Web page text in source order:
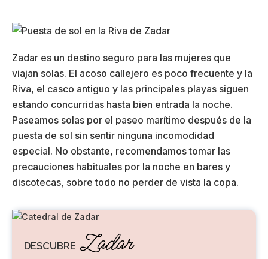
Zadar es un destino seguro para las mujeres que
viajan solas. El acoso callejero es poco frecuente y la
Riva, el casco antiguo y las principales playas siguen
estando concurridas hasta bien entrada la noche.
Paseamos solas por el paseo marítimo después de la
puesta de sol sin sentir ninguna incomodidad
especial. No obstante, recomendamos tomar las
precauciones habituales por la noche en bares y
discotecas, sobre todo no perder de vista la copa.
DESCUBRE Zadar